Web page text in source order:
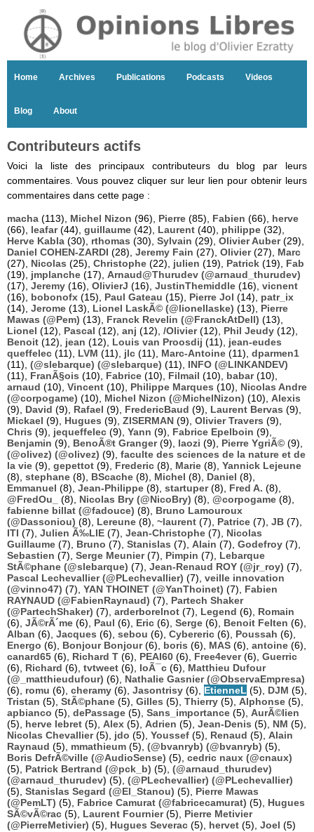
Home Archives Publications Podcasts Videos
Blog About
Contributeurs actifs
Voici la liste des principaux contributeurs du blog par leurs
commentaires. Vous pouvez cliquer sur leur lien pour obtenir leurs
commentaires dans cette page :
macha (113), Michel Nizon (96), Pierre (85), Fabien (66), herve
(66), leafar(44), guillaume (42), Laurent (40), philippe (32),
Herve Kabla (30), rthomas (30), Sylvain (29), Olivier Auber(29),
Daniel COHEN-ZARDI (28), Jeremy Fain (27), Olivier(27), Marc
(27), Nicolas (25), Christophe (22), julien (19), Patrick (19), Fab
(19), jmplanche (17), Arnaud@Thurudev (@arnaud_thurudev)
(17), Jeremy (16), OlivierJ (16), JustinThemiddle (16), vicnent
(16), bobonofx (15), Paul Gateau (15), Pierre Jol (14), patr_ix
(14), Jerome (13), Lionel LaskÃ© (@lionellaske) (13), Pierre
Mawas (@Pem) (13), Franck Revelin (@FranckAtDell) (13),
Lionel (12), Pascal (12), anj (12), /Olivier(12), Phil Jeudy (12),
Benoit (12), jean (12), Louis van Proosdij (11), jean-eudes
queffelec (11), LVM (11), jlc (11), Marc-Antoine (11), dparmen1
(11), (@slebarque) (@slebarque) (11), INFO (@LINKANDEV)
(11), FranÃ§ois (10), Fabrice (10), Filmail (10), babar(10),
arnaud (10), Vincent (10), Philippe Marques (10), Nicolas Andre
(@corpogame) (10), Michel Nizon (@MichelNizon) (10), Alexis
(9), David (9), Rafael (9), FredericBaud (9), Laurent Bervas (9),
Mickael (9), Hugues (9), ZISERMAN (9), Olivier Travers (9),
Chris (9), jequeffelec (9), Yann (9), Fabrice Epelboin (9),
Benjamin (9), BenoÃ®t Granger(9), laozi (9), Pierre YgriÃ© (9),
(@olivez) (@olivez) (9), faculte des sciences de la nature et de
la vie (9), gepettot (9), Frederic (8), Marie (8), Yannick Lejeune
(8), stephane (8), BScache (8), Michel (8), Daniel (8),
Emmanuel (8), Jean-Philippe (8), startuper(8), Fred A. (8),
@FredOu_
(8), Nicolas Bry (@NicoBry) (8), @corpogame (8),
fabienne billat (@fadouce) (8), Bruno Lamouroux
(@Dassoniou) (8), Lereune (8), ~laurent (7), Patrice (7), JB (7),
ITI (7), Julien Ã‰LIE (7), Jean-Christophe (7), Nicolas
Guillaume (7), Bruno (7), Stanislas (7), Alain (7), Godefroy (7),
Sebastien (7), Serge Meunier(7), Pimpin (7), Lebarque
StÃ©phane (@slebarque) (7), Jean-Renaud ROY (@jr_roy) (7),
Pascal Lechevallier (@PLechevallier) (7), veille innovation
(@vinno47) (7), YAN THOINET (@YanThoinet) (7), Fabien
RAYNAUD (@FabienRaynaud) (7), Partech Shaker
(@PartechShaker) (7), arderborelnot (7), Legend (6), Romain
(6), JÃ©rÃ´me (6), Paul (6), Eric (6), Serge (6), Benoit Felten (6),
Alban (6), Jacques (6), sebou (6), Cybereric (6), Poussah (6),
Energo (6), Bonjour Bonjour(6), boris (6), MAS (6), antoine (6),
canard65 (6), Richard T (6), PEAI60 (6), Free4ever(6), Guerric
(6), Richard (6), tvtweet (6), loÃ¯c (6), Matthieu Dufour
(@_matthieudufour) (6), Nathalie Gasnier (@ObservaEmpresa)
(6), romu (6), cheramy (6), Jasontrisy (6), EtienneL (5), DJM (5),
Tristan (5), StÃ©phane (5), Gilles (5), Thierry (5), Alphonse (5),
apbianco (5), dePassage (5), Sans_importance (5), AurÃ©lien
(5), herve lebret (5), Alex (5), Adrien (5), Jean-Denis (5), NM (5),
Nicolas Chevallier(5), jdo (5), Youssef (5), Renaud (5), Alain
Raynaud (5), mmathieum (5), (@bvanryb) (@bvanryb) (5),
Boris DefrÃ©ville (@AudioSense) (5), cedric naux (@cnaux)
(5), Patrick Bertrand (@pck_b) (5), (@arnaud_thurudev)
(@arnaud_thurudev) (5), (@PLechevallier) (@PLechevallier)
(5), Stanislas Segard (@El_Stanou) (5), Pierre Mawas
(@PemLT) (5), Fabrice Camurat (@fabricecamurat) (5), Hugues
SÃ©vÃ©rac (5), Laurent Fournier(5), Pierre Metivier
(@PierreMetivier) (5), Hugues Severac (5), hervet (5), Joel (5)